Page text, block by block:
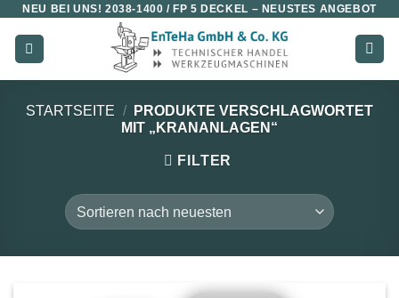
Zum
Inhalt
springen
NEU BEI UNS!2038-1400 / FP 5 DECKEL – NEUSTES ANGEBOT
STARTSEITE /
PRODUKTE VERSCHLAGWORTET
MIT „KRANANLAGEN“
FILTER